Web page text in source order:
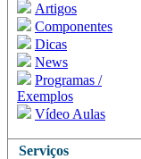
Artigos
Componentes
Dicas
News
Programas /
Exemplos
Vídeo Aulas
Serviços